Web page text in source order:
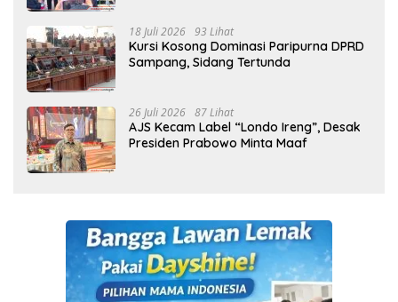
18 Juli 2026 93 Lihat
Kursi Kosong Dominasi Paripurna DPRD
Sampang, Sidang Tertunda
26 Juli 2026 87 Lihat
AJS Kecam Label “Londo Ireng”, Desak
Presiden Prabowo Minta Maaf